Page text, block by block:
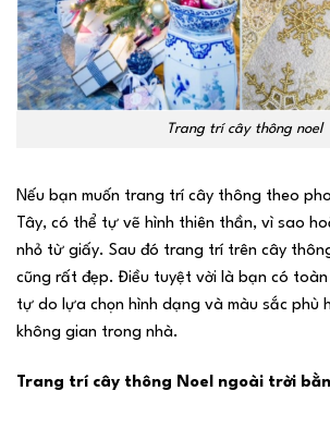
Trang trí cây thông noel
Nếu bạn muốn trang trí cây thông theo
Tây, có thể tự vẽ hình thiên thần, vì sao
nhỏ từ giấy. Sau đó trang trí trên cây
cũng rất đẹp. Điều tuyệt vời là bạn có
tự do lựa chọn hình dạng và màu sắc phù
không gian trong nhà.
Trang trí cây thông N oel ngoài trời